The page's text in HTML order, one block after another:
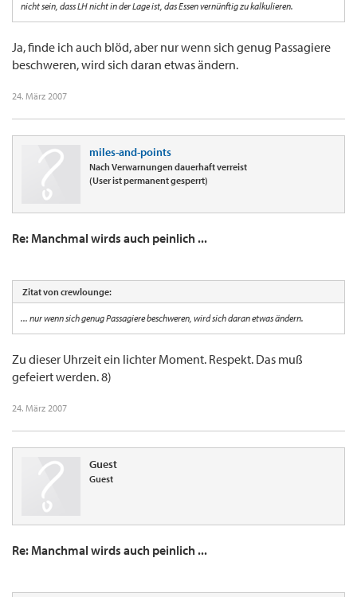
nicht sein, dass LH nicht in der Lage ist, das Essen vernünftig zu kalkulieren.
Ja, finde ich auch blöd, aber nur wenn sich genug Passagiere
beschweren, wird sich daran etwas ändern.
24. März 2007
miles-and-points
Nach Verwarnungen dauerhaft verreist
(User ist permanent gesperrt)
Re: Manchmal wirds auch peinlich ...
Zitat von crewlounge:
... nur wenn sich genug Passagiere beschweren, wird sich daran etwas ändern.
Zu dieser Uhrzeit ein lichter Moment. Respekt. Das muß
gefeiert werden. 8)
24. März 2007
Guest
Guest
Re: Manchmal wirds auch peinlich ...